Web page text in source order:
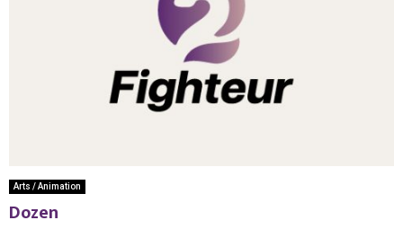
Arts / Animation
Dozen